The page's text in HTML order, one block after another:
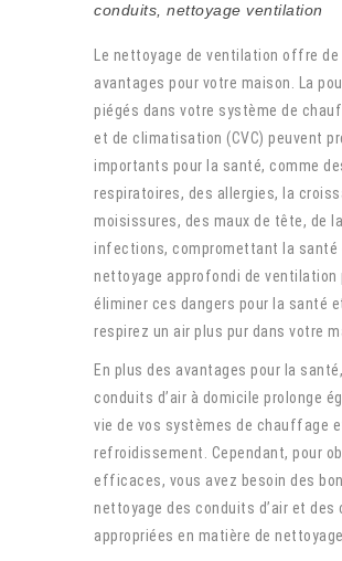
conduits nettoyage ventilation
Le nettoyage de ventilation offre de
avantages pour votre maison. La
piégés dans votre système de
et de climatisation (CVC) peuvent
importants pour la santé, comme
respiratoires, des allergies, la
moisissures, des maux de tête, de
infections, compromettant la santé
nettoyage approfondi de ventilation
éliminer ces dangers pour la santé
respirez un air plus pur dans votre
En plus des avantages pour la
conduits d’air à domicile prolonge
vie de vos systèmes de chauffage
refroidissement. Cependant, pour
efficaces, vous avez besoin des
nettoyage des conduits d’air et des
appropriées en matière de nettoyage.